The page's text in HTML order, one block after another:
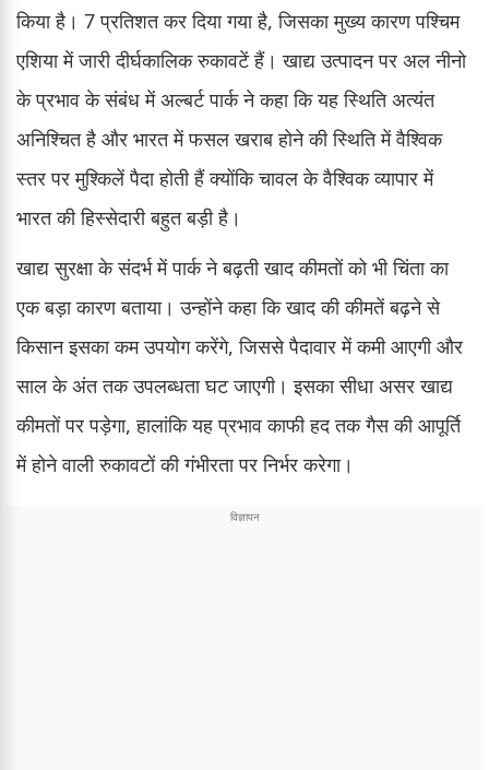
किया है। 7 प्रतिशत कर दिया गया है, जिसका मुख्य कारण पश्चिम
एशिया में जारी दीर्घकालिक रुकावटें हैं। खाद्य उत्पादन पर अल नीनो
के प्रभाव के संबंध में अल्बर्ट पार्क ने कहा कि यह स्थिति अत्यंत
अनिश्चित है और भारत में फसल खराब होने की स्थिति में वैश्विक
स्तर पर मुश्किलें पैदा होती हैं क्योंकि चावल के वैश्विक व्यापार में
भारत की हिस्सेदारी बहुत बड़ी है।
खाद्य सुरक्षा के संदर्भ में पार्क ने बढ़ती खाद कीमतों को भी चिंता का
एक बड़ा कारण बताया। उन्होंने कहा कि खाद की कीमतें बढ़ने से
किसान इसका कम उपयोग करेंगे, जिससे पैदावार में कमी आएगी और
साल के अंत तक उपलब्धता घट जाएगी। इसका सीधा असर खाद्य
कीमतों पर पड़ेगा, हालांकि यह प्रभाव काफी हद तक गैस की आपूर्ति
में होने वाली रुकावटों की गंभीरता पर निर्भर करेगा।